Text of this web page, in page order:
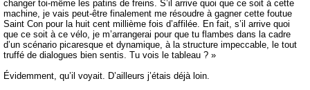
changer toi-même les patins de freins. S’il arrive quoi que ce soit à cette
machine, je vais peut-être finalement me résoudre à gagner cette foutue
Saint Con pour la huit cent millième fois d’affilée. En fait, s’il arrive quoi
que ce soit à ce vélo, je m’arrangerai pour que tu flambes dans la cadre
d’un scénario picaresque et dynamique, à la structure impeccable, le tout
truffé de dialogues bien sentis. Tu vois le tableau ? »
Évidemment, qu’il voyait. D’ailleurs j’étais déjà loin.